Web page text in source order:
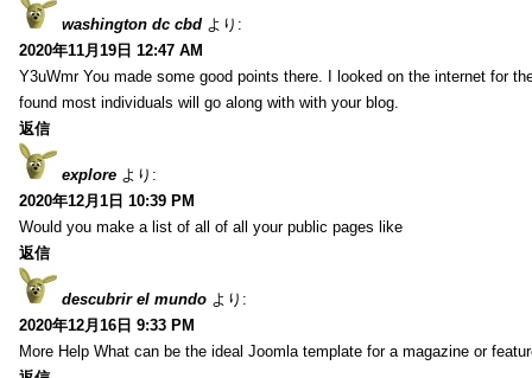
washington dc cbd より:
2020年11月19日 12:47 AM
Y3uWmr You made some good points there. I looked on the internet for
found most individuals will go along with with your blog.
返信
explore より:
2020年12月1日 10:39 PM
Would you make a list of all of all your public pages like
返信
descubrir el mundo より:
2020年12月16日 9:33 PM
More Help What can be the ideal Joomla template for a magazine or